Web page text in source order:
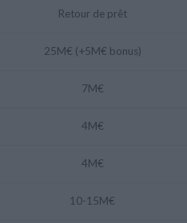
Retour de prêt
25M€ (+5M€ bonus)
7M€
4M€
4M€
10-15M€